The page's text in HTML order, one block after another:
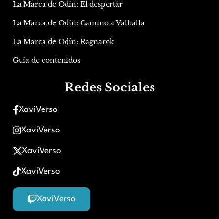
La Marca de Odín: El despertar
La Marca de Odín: Camino a Valhalla
La Marca de Odín: Ragnarok
Guía de contenidos
Redes Sociales
XaviVerso
XaviVerso
XaviVerso
XaviVerso
XaviVerso